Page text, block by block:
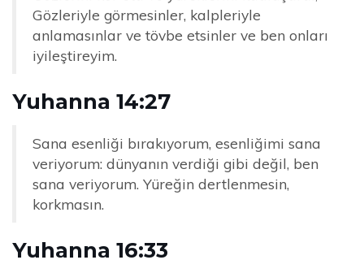
Gözleriyle görmesinler, kalpleriyle
anlamasınlar ve tövbe etsinler ve ben onları
iyileştireyim.
Yuhanna 14:27
Sana esenliği bırakıyorum, esenliğimi sana
veriyorum: dünyanın verdiği gibi değil, ben
sana veriyorum. Yüreğin dertlenmesin,
korkmasın.
Yuhanna 16:33